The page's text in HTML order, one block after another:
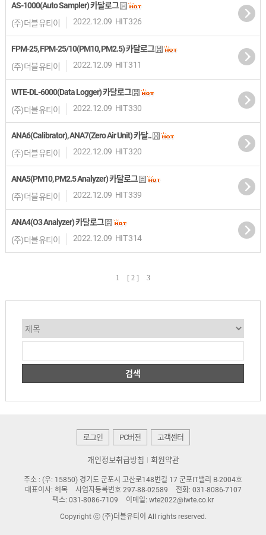
AS-1000(Auto Sampler) 카달로그
(주)더블유티이
2022.12.09 HIT 326
FPM-25, FPM-25/10(PM10, PM2.5) 카달로그
(주)더블유티이
2022.12.09 HIT 311
WTE-DL-6000(Data Logger) 카달로그
(주)더블유티이
2022.12.09 HIT 330
ANA6(Calibrator), ANA7(Zero Air Unit) 카달..
(주)더블유티이
2022.12.09 HIT 320
ANA5(PM10, PM2.5 Analyzer) 카달로그
(주)더블유티이
2022.12.09 HIT 339
ANA4(O3 Analyzer) 카달로그
(주)더블유티이
2022.12.09 HIT 314
1 [ 2 ] 3
검색
로그인 PC버전 고객센터
개인정보취급방침 회원약관
주소 : (우: 15850) 경기도 군포시 고산로148번길 17 군포IT밸리 B-2004호
대표이사: 허목
사업자등록번호 297-88-02589
전화: 031-8086-7107
팩스: 031-8086-7109
이메일: wte2022@iwte.co.kr
Copyright ⓒ (주)더블유티이 All rights reserved.